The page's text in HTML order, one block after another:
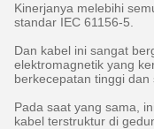
Kinerjanya melebihi
standar IEC 61156-5.
Dan kabel ini sangat
elektromagnetik yang
berkecepatan tinggi dan
Pada saat yang sama,
kabel terstruktur di